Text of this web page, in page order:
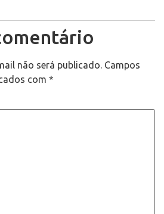
não será publicado. Campos
com *